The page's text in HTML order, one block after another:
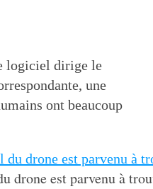
logiciel dirige le
une
ont beaucoup
drone est parvenu à